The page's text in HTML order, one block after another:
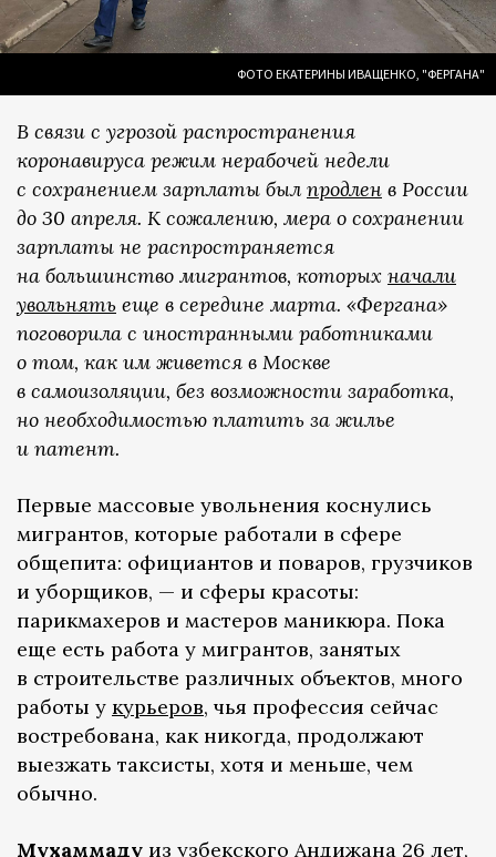
ФОТО ЕКАТЕРИНЫ ИВАЩЕНКО, "ФЕРГАНА"
В связи с угрозой распространения
коронавируса режим нерабочей недели
с сохранением зарплаты былпродлен в России
до 30 апреля. К сожалению, мера о сохранении
зарплаты не распространяется
на большинство мигрантов, которых начали
увольнять еще в середине марта. «Фергана»
поговорила с иностранными работниками
о том, как им живется в Москве
в самоизоляции, без возможности заработка,
но необходимостью платить за жилье
и патент.
Первые массовые увольнения коснулись
мигрантов, которые работали в сфере
общепита: официантов и поваров, грузчиков
и уборщиков, — и сферы красоты:
парикмахеров и мастеров маникюра. Пока
еще есть работа у мигрантов, занятых
в строительстве различных объектов, много
работы у курьеров, чья профессия сейчас
востребована, как никогда, продолжают
выезжать таксисты, хотя и меньше, чем
обычно.
Мухаммаду из узбекского Андижана 26 лет,